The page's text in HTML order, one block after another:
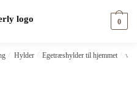
0
Hylder Egetræshylder til hjemmet